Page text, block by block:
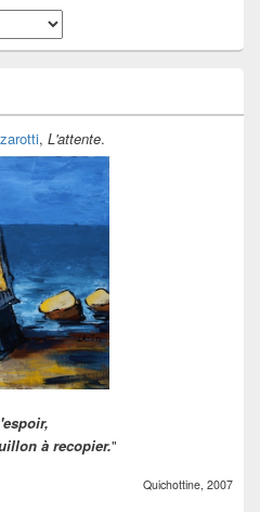
, L'attente.
à recopier."
Quichottine, 2007